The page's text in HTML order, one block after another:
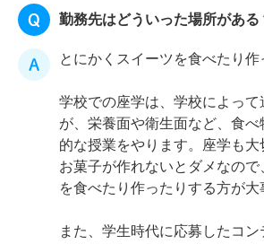
勤務先はどういった場所がある
とにかくスイーツを食べたり作
学校での座学は、学校によって
が、栄養面や衛生面など、食
的な授業をやります。座学も
お菓子が作れないとダメなの
を食べたり作ったりする方が大
また、学生時代に応募したコ